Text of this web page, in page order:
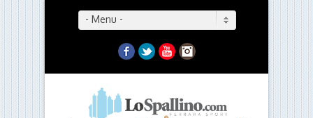
- Menu -
Facebook
TwitterYouTubeInstagram